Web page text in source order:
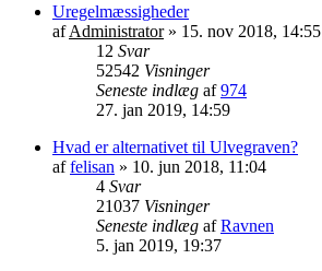
Uregelmæssigheder
afAdministrator» 15. nov 2018, 14:55
12 Svar
52542 Visninger
Seneste indlæg af974
27. jan 2019, 14:59
Hvad er alternativet til Ulvegraven?
affelisan » 10. jun 2018, 11:04
4 Svar
21037 Visninger
Seneste indlæg afRavnen
5. jan 2019, 19:37